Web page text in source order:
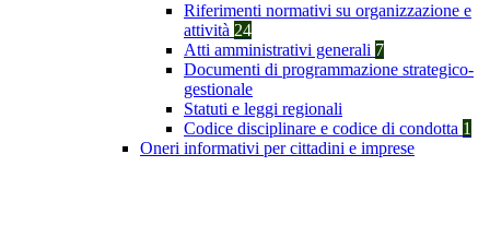
Riferimenti normativi su organizzazione e
attività 24
Atti amministrativi generali 7
Documenti di programmazione strategico-
gestionale
Statuti e leggi regionali
Codice disciplinare e codice di condotta 1
Oneri informativi per cittadini e imprese